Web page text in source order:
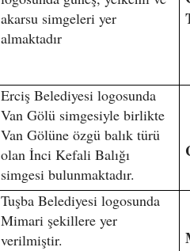
akarsu simgeleri yer
almaktadır
Erciş Belediyesi logosunda
Van Gölü simgesiyle birlikte
Van Gölüne özgü balık türü
olan İnci Kefali Balığı
simgesi bulunmaktadır.
Tuşba Belediyesi logosunda
Mimari şekillere yer
verilmiştir.